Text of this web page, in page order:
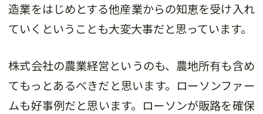
造業をはじめとする他産業からの知恵を受け入れ
ていくということも大変大事だと思っています。
株式会社の農業経営というのも、農地所有も含め
てもっとあるべきだと思います。ローソンファー
ムも好事例だと思います。ローソンが販路を確保